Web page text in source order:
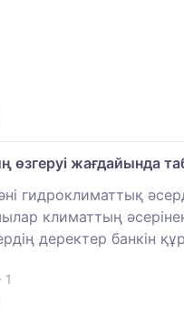
өзгеруі жағдайында
гидроклиматтық
климаттың
деректер банкін